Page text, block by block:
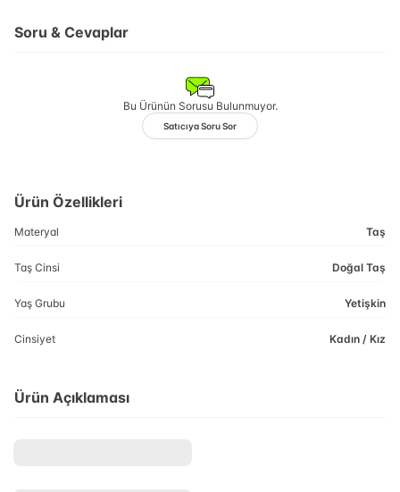
Soru & Cevaplar
Bu Ürünün Sorusu Bulunmuyor.
Satıcıya Soru Sor
Ürün Özellikleri
Materyal Taş
Taş Cinsi Doğal Taş
Yaş Grubu Yetişkin
Cinsiyet Kadın / Kız
Ürün Açıklaması